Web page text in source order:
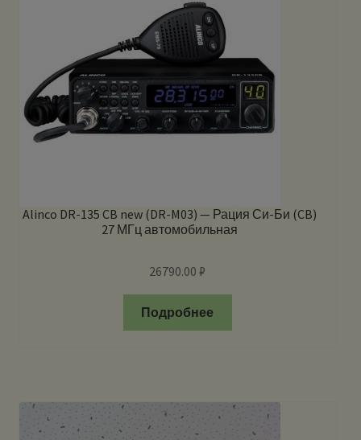
Alinco DR-135 CB new (DR-M03) — Рация Си-Би (CB)
27 МГц автомобильная
26790.00₽
Подробнее